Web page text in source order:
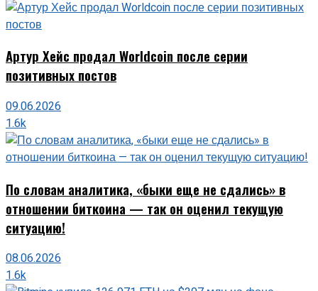
Артур Хейс продал Worldcoin после серии
позитивных постов
09.06.2026
1.6k
По словам аналитика, «быки еще не сдались» в
отношении биткоина — так он оценил текущую
ситуацию!
08.06.2026
1.6k